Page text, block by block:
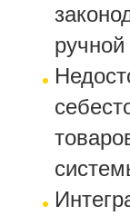
ручной